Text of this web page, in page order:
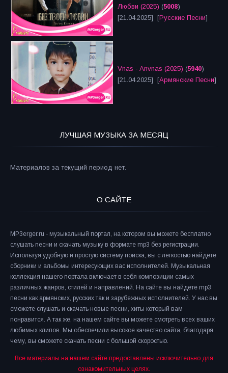
Любви (2025) (5008)
[21.04.2025] [Русские Песни]
Vnas - Anvnas (2025) (5940)
[21.04.2025] [Армянские Песни]
ЛУЧШАЯ МУЗЫКА ЗА МЕСЯЦ
Материалов за текущий период нет.
О САЙТЕ
MP3erger.ru - музыкальный портал, на котором вы можете бесплатно
слушать песни и скачать музыку в формате mp3 без регистрации.
Используя удобную и простую систему поиска, вы с легкостью найдете
сборники и альбомы интересующих вас исполнителей. Музыкальная
коллекция нашего портала включает в себя композиции самых
различных жанров, стилей и направлений. На сайте вы найдете mp3
песни как армянских, русских так и зарубежных исполнителей. У нас вы
сможете слушать и скачать новые песни, хиты который вам
понравится. А так же, на нашем сайте вы можете смотреть всех ваших
любимых клипов. Мы обеспечили высокое качество сайта, благодаря
чему, вы сможете скачать песни с большой скоростью.
Все материалы на нашем сайте предоставлены исключительно для
ознакомительных целях.